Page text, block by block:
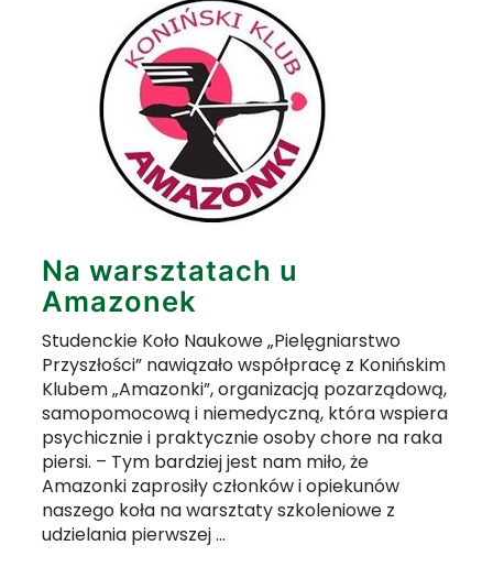
Na warsztatach u
Amazonek
Studenckie Koło Naukowe „Pielęgniarstwo
Przyszłości” nawiązało współpracę z Konińskim
Klubem „Amazonki”, organizacją pozarządową,
samopomocową i niemedyczną, która wspiera
psychicznie i praktycznie osoby chore na raka
piersi. – Tym bardziej jest nam miło, że
Amazonki zaprosiły członków i opiekunów
naszego koła na warsztaty szkoleniowe z
udzielania pierwszej ...